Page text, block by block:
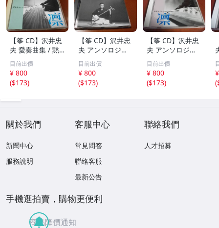
【筝 CD】沢井忠
夫 愛奏曲集 / 黙
示 、波 、二つの
相 、箏二重奏ソ
ナタ 杵屋正邦 、
入野義朗 、小野
目前出價
¥ 800
($173)
【筝 CD】沢井忠
夫 アンソロジー
「凜」からの分売
沢井忠夫作品集
ライブ 風衣、水
の声、枯野砧、五
目前出價
¥ 800
($173)
【筝 CD】沢井忠
夫 アンソロジー
「凜」からの分売
沢井忠夫 作品集
第三集 “光る海”
（限定販売） 200
目前出價
¥ 800
($173)
(
關於我們
新聞中心
服務說明
客服中心
常見問答
聯絡客服
最新公告
聯絡我們
人才招募
手機逛拍賣，購物更便利
商品降價通知